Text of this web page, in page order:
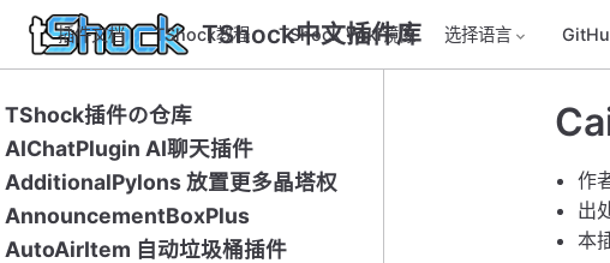
TShock中文插件库
插件文档 TShock教程 TShock Wiki镜像 选择语言
TShock插件の仓库
AIChatPlugin AI聊天插件
AdditionalPylons 放置更多晶塔权
AnnouncementBoxPlus
AutoAirItem 自动垃圾桶插件
作
出
本